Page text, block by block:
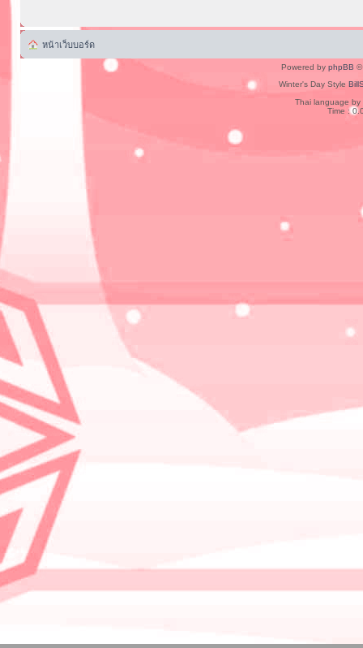
หน้าเว็บบอร์ด
Powered by phpBB ©
Winter's Day Style
Thai language by
Time :